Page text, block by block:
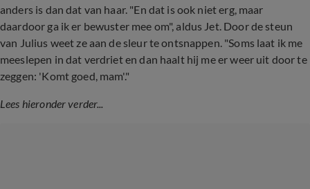
anders is dan dat van haar. "En dat is ook niet erg, maar
daardoor ga ik er bewuster mee om", aldus Jet. Door de steun
van Julius weet ze aan de sleur te ontsnappen. "Soms laat ik me
meeslepen in dat verdriet en dan haalt hij me er weer uit door te
zeggen: 'Komt goed, mam'."
Lees hieronder verder...